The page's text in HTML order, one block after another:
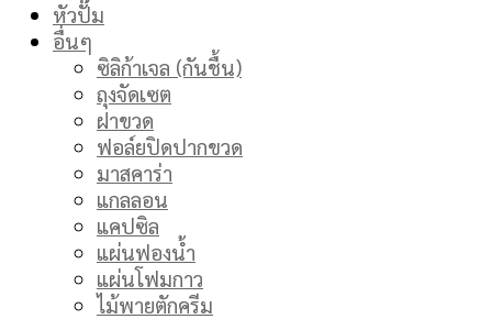
หัวปั๊ม
อื่นๆ
ซิลิก้าเจล (กันชื้น)
ถุงจัดเซต
ฝาขวด
ฟอล์ยปิดปากขวด
มาสคาร่า
แกลลอน
แคปซิล
แผ่นฟองน้ำ
แผ่นโฟมกาว
ไม้พายตักครีม